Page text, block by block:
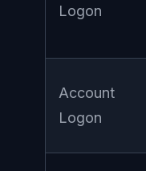
Logon
Account
Logon